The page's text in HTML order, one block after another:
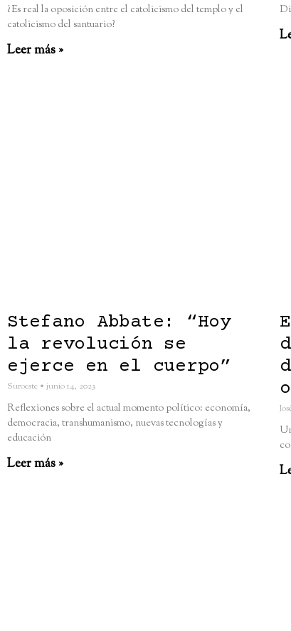
¿Es real la oposición entre el catolicismo del templo y el
catolicismo del santuario?
Leer más »
Stefano Abbate: “Hoy
la revolución se
ejerce en el cuerpo”
Suroeste junio 14, 2023
Reflexiones sobre el actual momento político: economía,
democracia, transhumanismo, nuevas tecnologías y
educación
Leer más »